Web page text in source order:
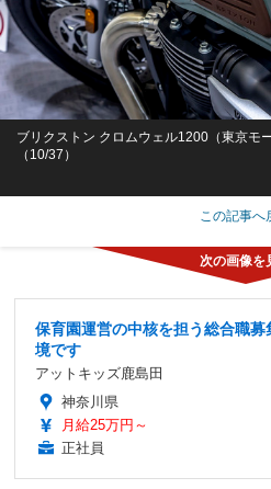
ブリクストン クロムウェル1200（東京モ
（10/37）
この記事へ
保育園運営の中核を担う総合職
境です
アットキッズ鹿島田
神奈川県
月給25万円～
正社員